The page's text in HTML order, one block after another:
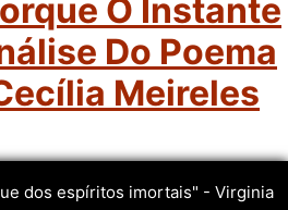
O Instante
Do Poema
Meireles
dos espíritos imortais" - Virginia